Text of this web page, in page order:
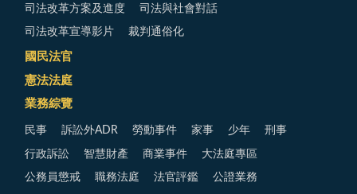
司法改革方案及進度 司法與社會對話
司法改革宣導影片 裁判通俗化
國民法官
憲法法庭
業務綜覽
民事 訴訟外ADR 勞動事件 家事 少年 刑事
行政訴訟 智慧財產 商業事件 大法庭專區
公務員懲戒 職務法庭 法官評鑑 公證業務